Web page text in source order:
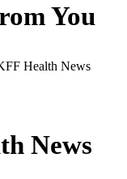
You
Health News
News